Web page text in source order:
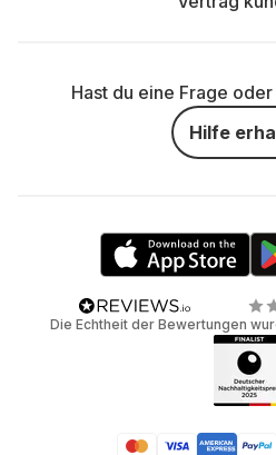
Hast du eine Frage
Hilfe
Die Echtheit der Bewertungen